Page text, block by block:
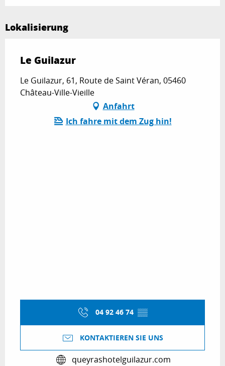
Lokalisierung
Le Guilazur
Le Guilazur, 61, Route de Saint Véran, 05460
Château-Ville-Vieille
Anfahrt
Ich fahre mit dem Zug hin!
04 92 46 74 ▒▒
KONTAKTIEREN SIE UNS
queyrashotelguilazur.com